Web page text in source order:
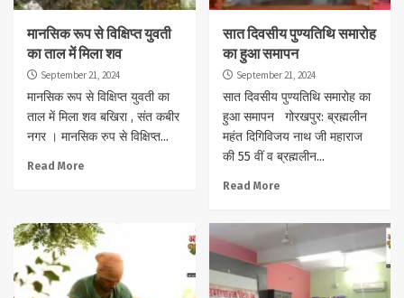
मानसिक रूप से विक्षिप्त युवती
का ताल में मिला शव
September 21, 2024
मानसिक रूप से विक्षिप्त युवती का
ताल में मिला शव बखिरा , संत कबीर
नगर । मानसिक रुप से विक्षिप्त...
Read More
सात दिवसीय पुण्यतिथि समारोह
का हुआ समापन
September 21, 2024
सात दिवसीय पुण्यतिथि समारोह का
हुआ समापन गोरखपुर: ब्रह्मलीन
महंत दिगिविजय नाथ जी महाराज
की 55 वीं व ब्रह्मलीन...
Read More